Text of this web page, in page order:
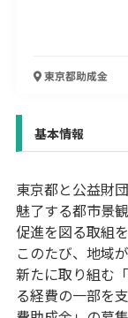
物流・運輸業
宿泊･旅館業
使い道
経営改善・経営
人材採用・雇用
起業・創業
事
環境・省エネ
東京都助成金
基本情報
東京都と公益財
魅了する都市景
促進を図る取組
このたび、地域
新たに取り組む
る経費の一部を